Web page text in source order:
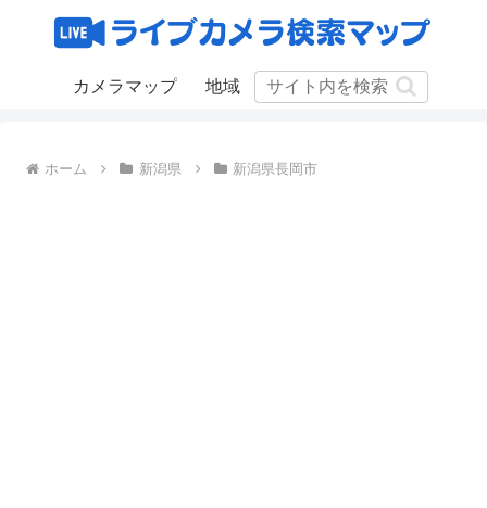
カメラマップ 地域
ホーム 新潟県 新潟県長岡市